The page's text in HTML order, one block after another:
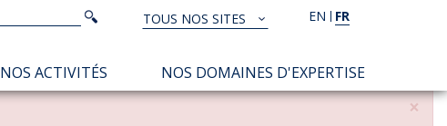
EN FR
TOUS
NOS
SITES
TOUS NOS SITES
Rechercher
Rechercher
NOS ACTIVITÉS NOS DOMAINES D'EXPERTISE
×